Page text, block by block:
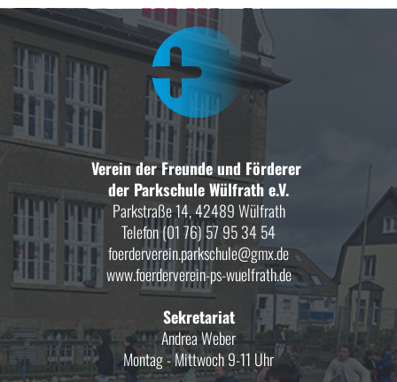
Verein der Freunde und Förderer
der Parkschule Wülfrath e.V.
Parkstraße 14, 42489 Wülfrath
Telefon (01 76) 57 95 34 54
foerderverein.parkschule@gmx.de
www.foerderverein-ps-wuelfrath.de
Sekretariat
Andrea Weber
Montag - Mittwoch 9-11 Uhr